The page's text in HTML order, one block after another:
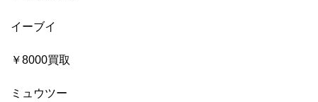
イーブイ
￥8000買取
ミュウツー